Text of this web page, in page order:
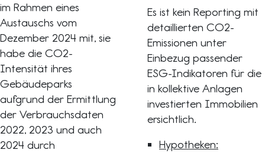
im Rahmen eines
Austauschs vom
Dezember 2024 mit, sie
habe die CO2-
Intensität ihres
Gebäudeparks
aufgrund der Ermittlung
der Verbrauchsdaten
2022, 2023 und auch
2024 durch
Es ist kein Reporting mit
detaillierten CO2-
Emissionen unter
Einbezug passender
ESG-Indikatoren für die
in kollektive Anlagen
investierten Immobilien
ersichtlich.
Hypotheken: